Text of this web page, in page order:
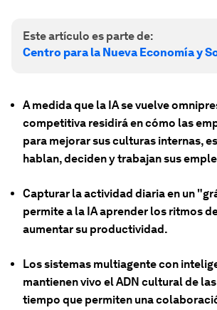
Este artículo es parte de:
Centro para la Nueva Economía y
A medida que la IA se vuelve
competitiva residirá en cómo las
para mejorar sus culturas internas,
hablan, deciden y trabajan sus
Capturar la actividad diaria en un
permite a la IA aprender los ritmos
aumentar su productividad.
Los sistemas multiagente con
mantienen vivo el ADN cultural de
tiempo que permiten una